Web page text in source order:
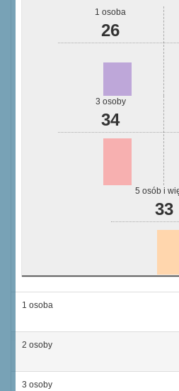
1 osoba
26
3 osoby
34
5 osób i
33
1 osoba
2 osoby
3 osoby